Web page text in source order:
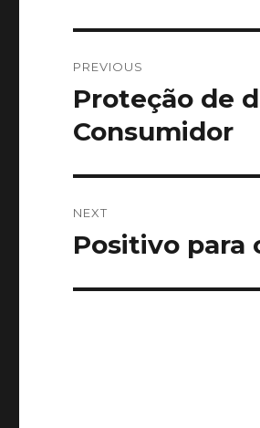
navigation
PREVIOUS
Previous
post:
Proteção de
Consumidor
NEXT
Next
Positivo para